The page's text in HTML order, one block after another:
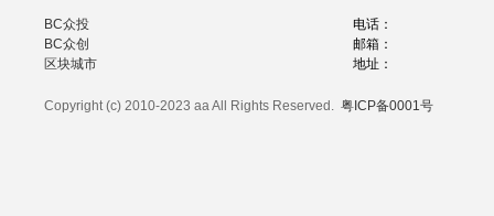
BC众投
BC众创
区块城市
电话：
邮箱：
地址：
Copyright (c) 2010-2023 aa All Rights Reserved. 粤ICP备0001号